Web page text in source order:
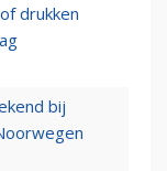
drukken
bij